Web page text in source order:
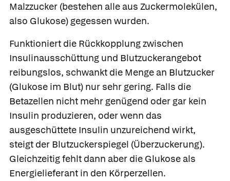
Malzzucker (bestehen alle aus Zuckermolekülen,
also Glukose) gegessen wurden.
Funktioniert die Rückkopplung zwischen
Insulinausschüttung und Blutzuckerangebot
reibungslos, schwankt die Menge an Blutzucker
(Glukose im Blut) nur sehr gering. Falls die
Betazellen nicht mehr genügend oder gar kein
Insulin produzieren, oder wenn das
ausgeschüttete Insulin unzureichend wirkt,
steigt der Blutzuckerspiegel (Überzuckerung).
Gleichzeitig fehlt dann aber die Glukose als
Energielieferant in den Körperzellen.